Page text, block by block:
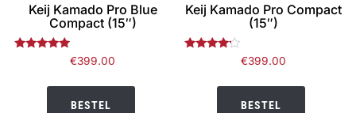
Keij Kamado Pro Blue
Compact (15″)
Gewaardeerd€399.00
BESTEL
Keij Kamado Pro Compact
(15″)
Gewaardeerd€399.00
BESTEL